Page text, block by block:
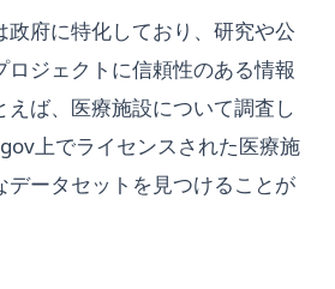
政府に特化しており、研究や公
ジェクトに信頼性のある情報
ば、医療施設について調査し
上でライセンスされた医療施
データセットを見つけることが